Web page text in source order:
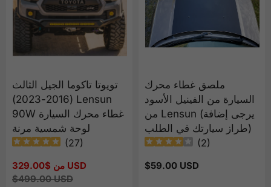
تويوتا تاكوما الجيل الثالث
(2016-2023) Lensun
90W غطاء محرك السيارة
لوحة شمسية مرنة
(27)
سعر
البيع
من $329.00 USD
السعر
$499.00 USD
ملصق غطاء محرك
السيارة من الفينيل الأسود
من Lensun (يرجى إضافة
طراز سيارتك في الطلب)
(2)
السعر
$59.00 USD